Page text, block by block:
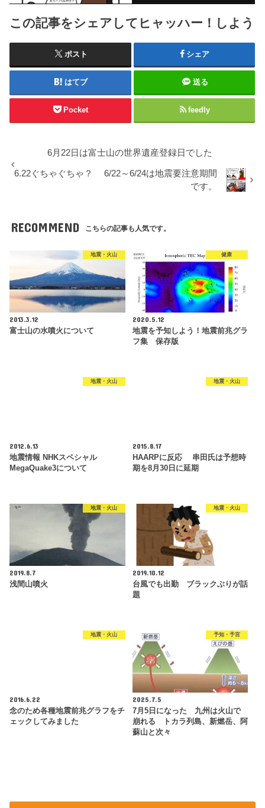
この記事をシェアしてヒャッハー！しよう
ポスト シェア
はてブ 送る
Pocket feedly
6月22日は富士山の世界遺産登録日でした
6.22ぐちゃぐちゃ？ 6/22～6/24は地震要注意期間
です。
RECOMMEND こちらの記事も人気です。
地震・火山
2013.3.12
富士山の水噴火について
健康
2020.5.12
地震を予知しよう！地震前兆グラ
フ集 保存版
地震・火山
2012.6.13
地震情報 NHKスペシャル
MegaQuake3について
地震・火山
2015.8.17
HAARPに反応 串田氏は予想時
期を8月30日に延期
地震・火山
2019.8.7
浅間山噴火
地震・火山
2019.10.12
台風でも出勤 ブラックぶりが話
題
地震・火山
2016.6.22
念のため各種地震前兆グラフをチ
ェックしてみました
予知・予言
2025.7.5
7月5日になった 九州は火山で
崩れる トカラ列島、新燃岳、阿
蘇山と次々